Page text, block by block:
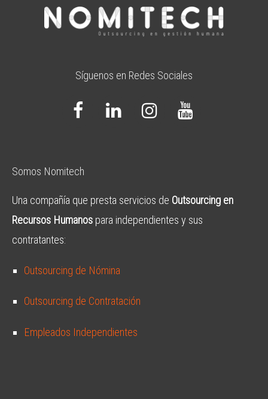
Síguenos en Redes Sociales
Somos Nomitech
Una compañía que presta servicios de Outsourcing en
Recursos Humanos para independientes y sus
contratantes:
Outsourcing de Nómina
Outsourcing de Contratación
Empleados Independientes